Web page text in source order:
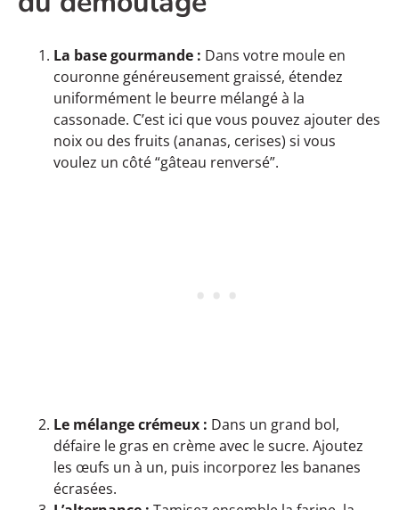
La base gourmande : Dans votre moule en
couronne généreusement graissé, étendez
uniformément le beurre mélangé à la
cassonade. C’est ici que vous pouvez ajouter des
noix ou des fruits (ananas, cerises) si vous
voulez un côté “gâteau renversé”.
Le mélange crémeux : Dans un grand bol,
défaire le gras en crème avec le sucre. Ajoutez
les œufs un à un, puis incorporez les bananes
écrasées.